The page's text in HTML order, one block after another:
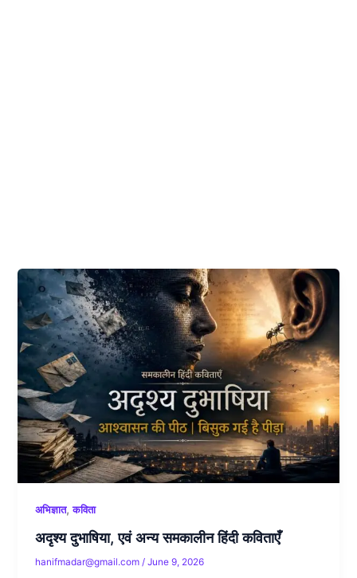
अभिज्ञात,कविता
अदृश्य दुभाषिया, एवं अन्य समकालीन हिंदी कविताएँ
hanifmadar@gmail.com/June 9, 2026